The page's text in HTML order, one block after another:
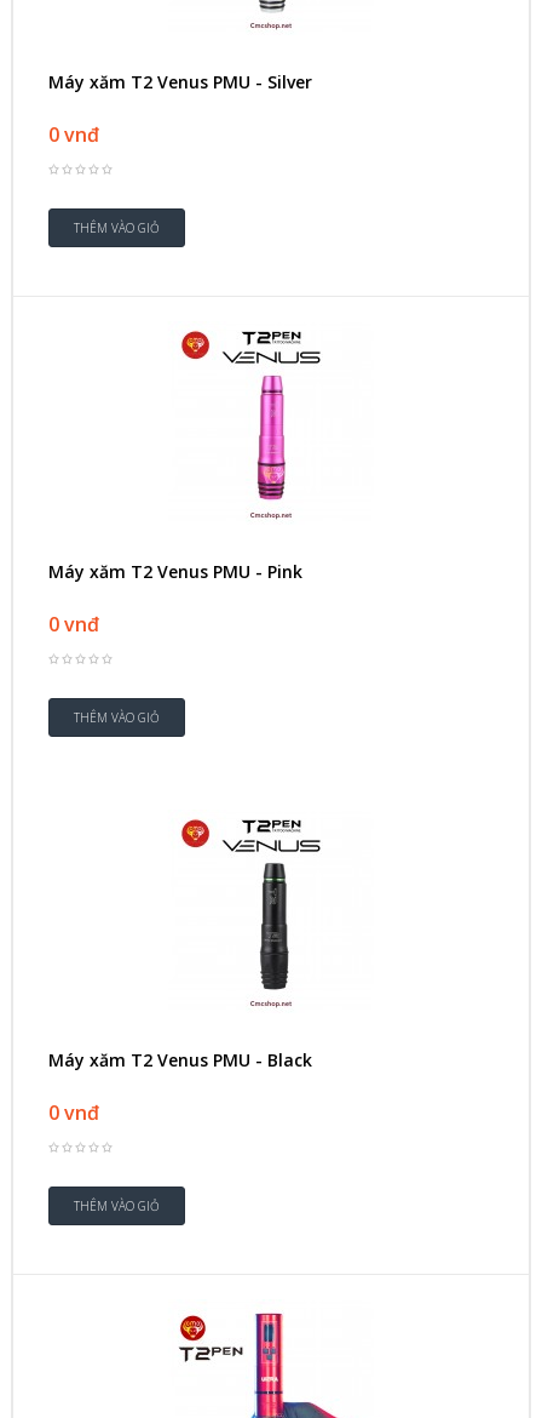
Máy xăm T2 Venus PMU - Silver
0 vnđ
Máy xăm T2 Venus PMU - Pink
0 vnđ
Máy xăm T2 Venus PMU - Black
0 vnđ